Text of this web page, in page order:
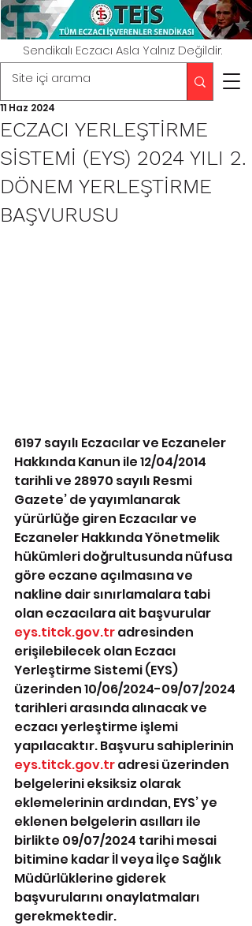
Sendikalı Eczacı Asla Yalnız Değildir.
ECZACI YERLEŞTİRME
SİSTEMİ (EYS) 2024 YILI 2.
DÖNEM YERLEŞTİRME
BAŞVURUSU
11 Haz 2024
6197 sayılı Eczacılar ve Eczaneler
Hakkında Kanun ile 12/04/2014
tarihli ve 28970 sayılı Resmi
Gazete’ de yayımlanarak
yürürlüğe giren Eczacılar ve
Eczaneler Hakkında Yönetmelik
hükümleri doğrultusunda nüfusa
göre eczane açılmasına ve
nakline dair sınırlamalara tabi
olan eczacılara ait başvurular
eys.titck.gov.tr adresinden
erişilebilecek olan Eczacı
Yerleştirme Sistemi (EYS)
üzerinden 10/06/2024-09/07/2024
tarihleri arasında alınacak ve
eczacı yerleştirme işlemi
yapılacaktır. Başvuru sahiplerinin
eys.titck.gov.tr adresi üzerinden
belgelerini eksiksiz olarak
eklemelerinin ardından, EYS’ ye
eklenen belgelerin asılları ile
birlikte 09/07/2024 tarihi mesai
bitimine kadar İl veya İlçe Sağlık
Müdürlüklerine giderek
başvurularını onaylatmaları
gerekmektedir.